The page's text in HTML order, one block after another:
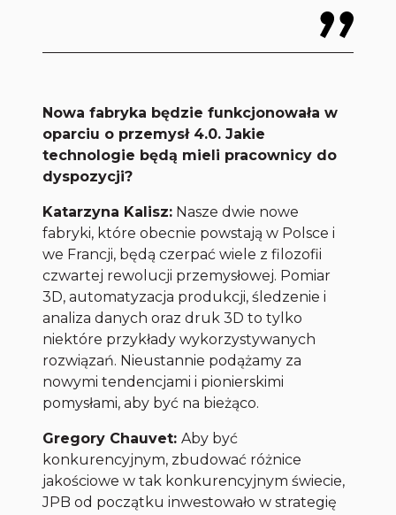
Nowa fabryka będzie funkcjonowała w
oparciu o przemysł 4.0. Jakie
technologie będą mieli pracownicy do
dyspozycji?
Katarzyna Kalisz: Nasze dwie nowe
fabryki, które obecnie powstają w Polsce i
we Francji, będą czerpać wiele z filozofii
czwartej rewolucji przemysłowej. Pomiar
3D, automatyzacja produkcji, śledzenie i
analiza danych oraz druk 3D to tylko
niektóre przykłady wykorzystywanych
rozwiązań. Nieustannie podążamy za
nowymi tendencjami i pionierskimi
pomysłami, aby być na bieżąco.
Gregory Chauvet:Aby być
konkurencyjnym, zbudować różnice
jakościowe w tak konkurencyjnym świecie,
JPB od początku inwestowało w strategię